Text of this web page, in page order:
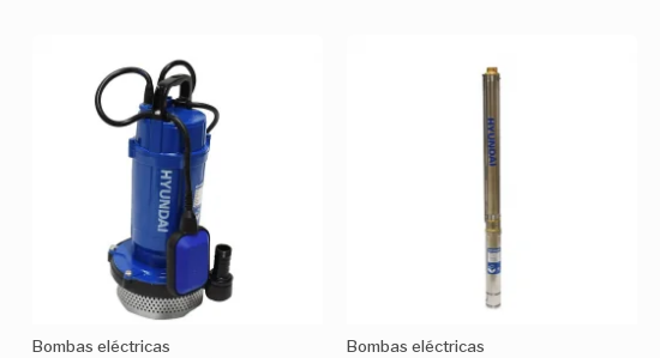
Bombas eléctricas Bombas eléctricas